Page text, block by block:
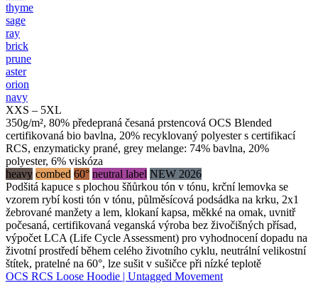
thyme
sage
ray
brick
prune
aster
orion
navy
XXS – 5XL
350g/m², 80% předepraná česaná prstencová OCS Blended
certifikovaná bio bavlna, 20% recyklovaný polyester s certifikací
RCS, enzymaticky prané, grey melange: 74% bavlna, 20%
polyester, 6% viskóza
heavy combed 60° neutral label NEW 2026
Podšitá kapuce s plochou šňůrkou tón v tónu, krční lemovka se
vzorem rybí kosti tón v tónu, půlměsícová podsádka na krku, 2x1
žebrované manžety a lem, klokaní kapsa, měkké na omak, uvnitř
počesaná, certifikovaná veganská výroba bez živočišných přísad,
výpočet LCA (Life Cycle Assessment) pro vyhodnocení dopadu na
životní prostředí během celého životního cyklu, neutrální velikostní
štítek, pratelné na 60°, lze sušit v sušičce při nízké teplotě
OCS RCS Loose Hoodie | Untagged Movement